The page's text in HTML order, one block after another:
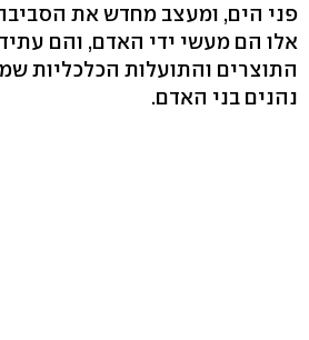
פני הים, ומעצב מחדש את
אלו הם מעשי ידי האדם, והם
התוצרים והתועלות הכלכליות
נהנים בני האדם.